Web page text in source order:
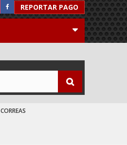
REPORTAR PAGO
CORREAS